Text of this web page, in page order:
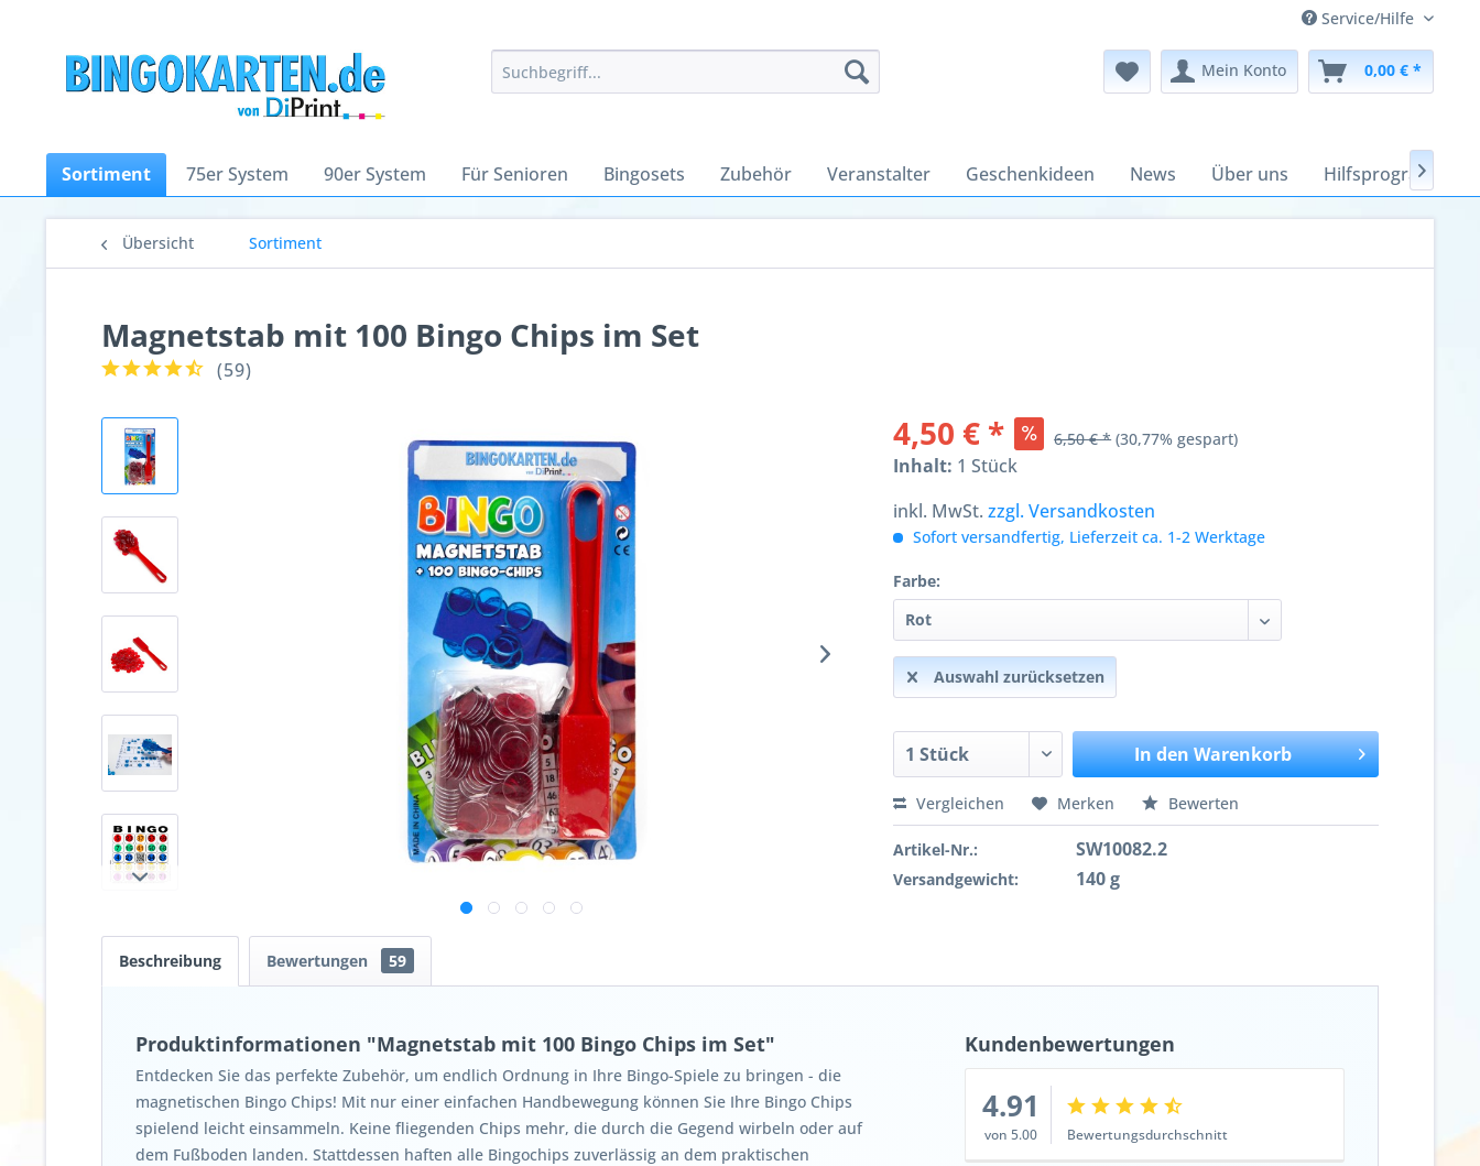
Service/Hilfe
Mein Konto 0,00 € *
Sortiment 75er System 90er System Für Senioren Bingosets Zubehör Veranstalter Geschenkideen News Über uns Hilfsprogramme

Übersicht Sortiment
Magnetstab mit 100 Bingo Chips im Set
(59)
4,50 € * 6,50 € * (30,77% gespart)
Inhalt: 1 Stück
inkl. MwSt.zzgl. Versandkosten
Sofort versandfertig, Lieferzeit ca. 1-2 Werktage
Farbe:
Auswahl zurücksetzen
In denWarenkorb
Vergleichen Merken Bewerten
Artikel-Nr.: SW10082.2
Versandgewicht: 140 g
Beschreibung Bewertungen 59
Produktinformationen "Magnetstab mit 100 Bingo Chips im Set"
Entdecken Sie das perfekte Zubehör, um endlich Ordnung in Ihre Bingo-Spiele zu bringen - die
magnetischen Bingo Chips! Mit nur einer einfachen Handbewegung können Sie Ihre Bingo Chips
spielend leicht einsammeln. Keine fliegenden Chips mehr, die durch die Gegend wirbeln oder auf
dem Fußboden landen. Stattdessen haften alle Bingochips zuverlässig an dem praktischen
Kundenbewertungen
4.91
von 5.00 Bewertungsdurchschnitt